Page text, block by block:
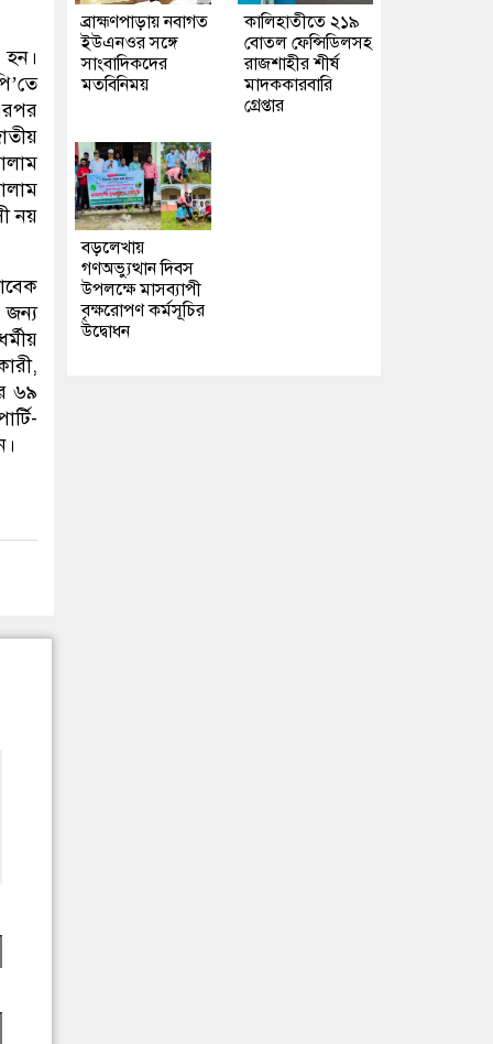
নয়
জন্য
৬৯
ব্রাহ্মণপাড়ায় নবাগত
ইউএনওর সঙ্গে
সাংবাদিকদের
মতবিনিময়
কালিহাতীতে ২১৯
বোতল ফেন্সিডিলসহ
রাজশাহীর শীর্ষ
মাদককারবারি
গ্রেপ্তার
বড়লেখায়
গণঅভ্যুত্থান দিবস
উপলক্ষে মাসব্যাপী
বৃক্ষরোপণ কর্মসূচির
উদ্বোধন